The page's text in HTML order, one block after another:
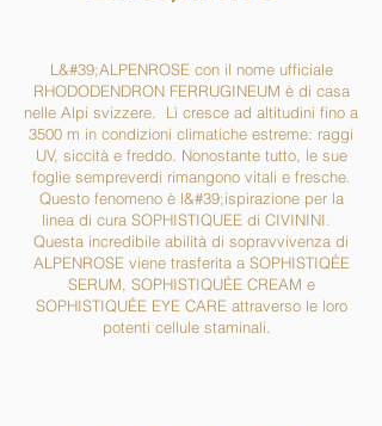
L&#39;ALPENROSE con il nome ufficiale
RHODODENDRON FERRUGINEUM è di casa
nelle Alpi svizzere. Lì cresce ad altitudini fino a
3500 m in condizioni climatiche estreme: raggi
UV, siccità e freddo. Nonostante tutto, le sue
foglie sempreverdi rimangono vitali e fresche.
Questo fenomeno è l&#39;ispirazione per la
linea di cura SOPHISTIQUEE di CIVININI.
Questa incredibile abilità di sopravvivenza di
ALPENROSE viene trasferita a SOPHISTIQÉE
SERUM, SOPHISTIQUÉE CREAM e
SOPHISTIQUÉE EYE CARE attraverso le loro
potenti cellule staminali.